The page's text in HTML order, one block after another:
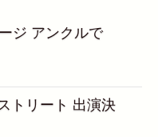
ジ アンクルで
トリート 出演決